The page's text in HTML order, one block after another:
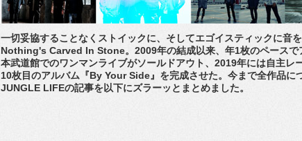
一切妥協することなくストイックに、そしてエゴイスティックに音
Nothing's Carved In Stone。2009年の結成以来、年1枚のペースで
本武道館でのワンマンライブがソールドアウト、2019年には自主レ
10枚目のアルバム『By Your Side』を完成させた。今まで全作品に
JUNGLE LIFEの記事を以下にズラーッとまとめました。